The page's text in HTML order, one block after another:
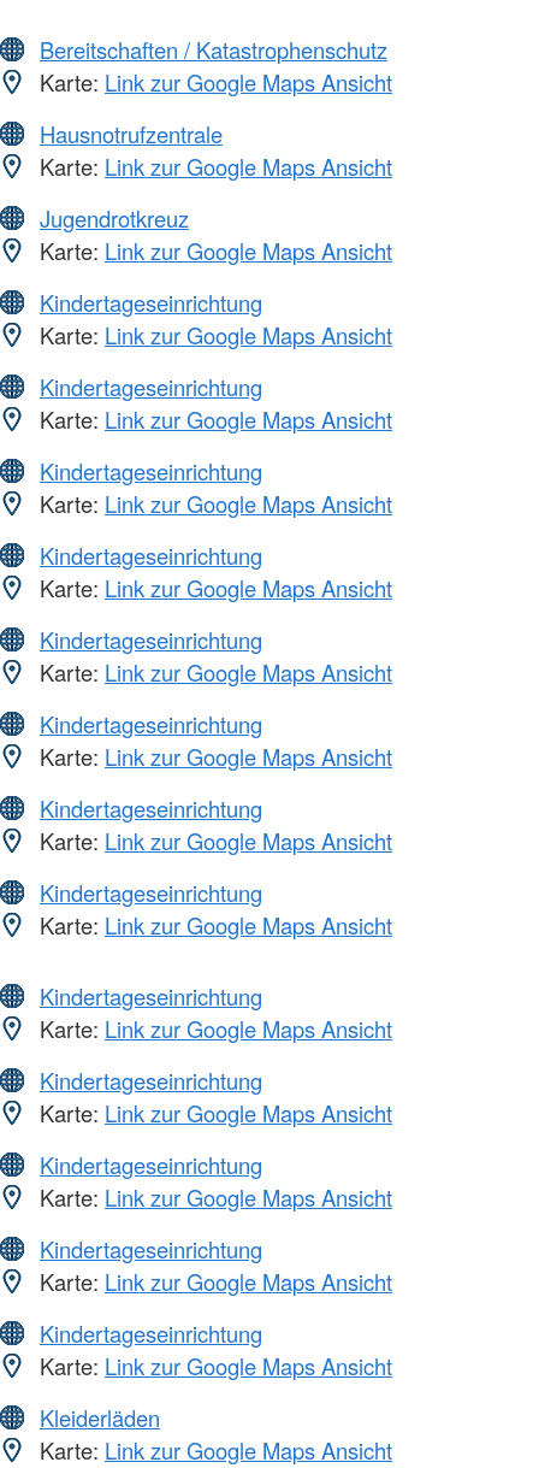
Bereitschaften / Katastrophenschutz
Karte: Link zur Google Maps Ansicht
Hausnotrufzentrale
Karte: Link zur Google Maps Ansicht
Jugendrotkreuz
Karte: Link zur Google Maps Ansicht
Kindertageseinrichtung
Karte: Link zur Google Maps Ansicht
Kindertageseinrichtung
Karte: Link zur Google Maps Ansicht
Kindertageseinrichtung
Karte: Link zur Google Maps Ansicht
Kindertageseinrichtung
Karte: Link zur Google Maps Ansicht
Kindertageseinrichtung
Karte: Link zur Google Maps Ansicht
Kindertageseinrichtung
Karte: Link zur Google Maps Ansicht
Kindertageseinrichtung
Karte: Link zur Google Maps Ansicht
Kindertageseinrichtung
Karte: Link zur Google Maps Ansicht
Kindertageseinrichtung
Karte: Link zur Google Maps Ansicht
Kindertageseinrichtung
Karte: Link zur Google Maps Ansicht
Kindertageseinrichtung
Karte: Link zur Google Maps Ansicht
Kindertageseinrichtung
Karte: Link zur Google Maps Ansicht
Kindertageseinrichtung
Karte: Link zur Google Maps Ansicht
Kleiderläden
Karte: Link zur Google Maps Ansicht